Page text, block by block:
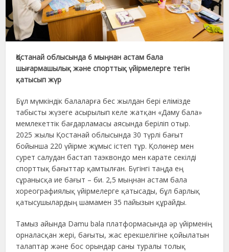
Қостанай облысында 6 мыңнан астам бала
шығармашылық және спорттық үйірмелерге тегін
қатысып жүр
Бұл мүмкіндік балаларға бес жылдан бері елімізде
табысты жүзеге асырылып келе жатқан «Даму бала»
мемлекеттік бағдарламасы аясында беріліп отыр.
2025 жылы Қостанай облысында 30 түрлі бағыт
бойынша 220 үйірме жұмыс істеп тұр. Қолөнер мен
сурет салудан бастап таэквондо мен карате секілді
спорттық бағыттар қамтылған. Бүгінгі таңда ең
сұранысқа ие бағыт – би. 2,5 мыңнан астам бала
хореографиялық үйірмелерге қатысады, бұл барлық
қатысушылардың шамамен 35 пайызын құрайды.
Тамыз айында Damu bala платформасында әр үйірменің
орналасқан жері, бағыты, жас ерекшелігіне қойылатын
талаптар және бос орындар саны туралы толық